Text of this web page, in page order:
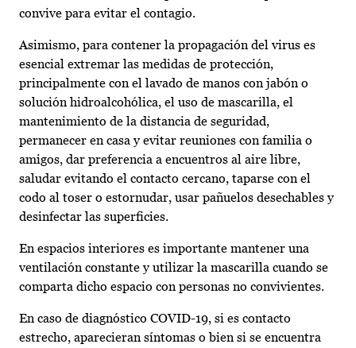
convive para evitar el contagio.
Asimismo, para contener la propagación del virus es
esencial extremar las medidas de protección,
principalmente con el lavado de manos con jabón o
solución hidroalcohólica, el uso de mascarilla, el
mantenimiento de la distancia de seguridad,
permanecer en casa y evitar reuniones con familia o
amigos, dar preferencia a encuentros al aire libre,
saludar evitando el contacto cercano, taparse con el
codo al toser o estornudar, usar pañuelos desechables y
desinfectar las superficies.
En espacios interiores es importante mantener una
ventilación constante y utilizar la mascarilla cuando se
comparta dicho espacio con personas no convivientes.
En caso de diagnóstico COVID-19, si es contacto
estrecho, aparecieran síntomas o bien si se encuentra